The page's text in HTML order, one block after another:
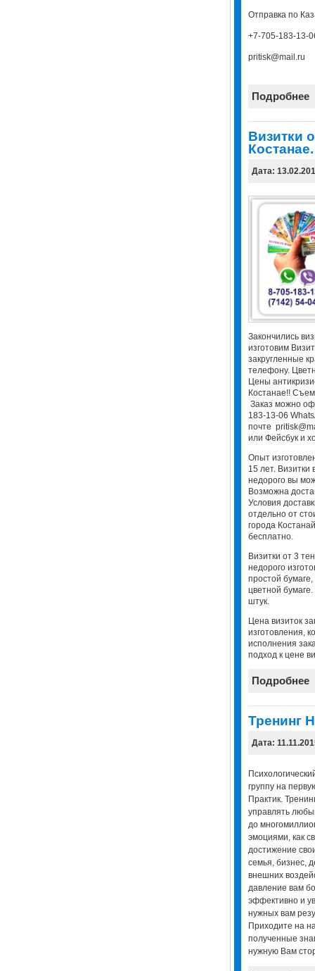
Отправка по
+7-705-183-13-
pritisk@mail.ru
Подробнее
Визитки
Костанае.
Дата:
Закончились
изготовим
закругленные
телефону.
Цены
Костанае!!
Заказ можно
183-13-06
почте
или Фейсбук и
Опыт
15 лет. Визитки
недорого вы
Возможна
Условия
отдельно от
города
бесплатно.
Визитки от 3
недорого
простой
цветной
штук.
Цена визиток
изготовления,
исполнения
подход к цене
Подробнее
Тренинг
Дата:
группу на
Практик.
управлять
до
эмоциями, как
достижение
семья, бизнес,
внешних
давление вам
эффективно и
нужных вам
Приходите на
полученные
нужную Вам